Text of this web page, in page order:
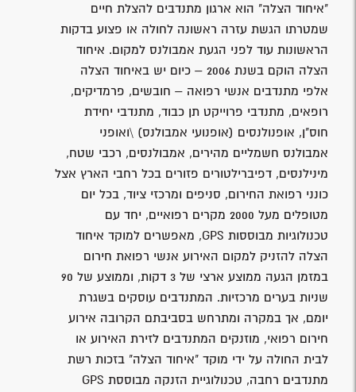
"איחוד הצלה" הוא ארגון מתנדבים להצלת חיים
שמטרתו הגשת עזרה ראשונה לחולה או פצוע בדקות
הראשונות עוד לפני הגעת אמבולנס למקום. איחוד
הצלה הוקם בשנת 2006 – כיום יש באיחוד הצלה
אלפי מתנדבים אנשי רפואה – חובשים, פרמדיקים,
רופאים, מתנדבי פרוייקט תן כבוד, מתנדבי יחידת
חוס"ן, אופנולנסים (אופנועי אמבולנס) \ואופני
אמבולנס חשמליים מהירים, אמבולנסים, רכבי שטח,
מינילנסים, דפיברילטורים פזורים בכל רחבי הארץ אצל
כונני רפואת החירום, סניפים ומרכזי ציוד, בכל יום
מטופלים מעל 2000 מקרים רפואיים, יחד עם
טכנולוגיות מבוססות GPS, מאפשרים למוקד איחוד
הצלה להזניק למקום האירוע אנשי רפואת חירום
במזמן הגעה ממוצע ארצי של 3 דקות, וממוצע של 90
שניות בערים מרכזיות. המתנדבים עוסקים בשגרת
יומם, אך במקרה ומתרחש בסביבתם הקרובה אירוע
חירום רפואי, מוזנקים המתנדבים לזירת האירוע או
לבית החולה על ידי מוקד "איחוד הצלה" בזכות רשת
מתנדבים רחבה, טכנולוגיית הזנקה מבוססת GPS